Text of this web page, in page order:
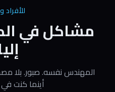
للأفراد
مشاكل في
أينما كنت